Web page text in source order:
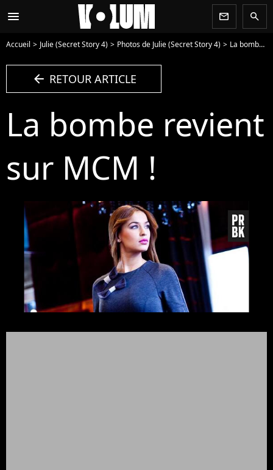
menu newsletter search
Accueil Julie (Secret Story 4) Photos de Julie (Secret Story 4) La bombe revient sur MCM ! - Photo
arrow_left RETOUR ARTICLE
La bombe revient
sur MCM !